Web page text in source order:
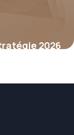
2026